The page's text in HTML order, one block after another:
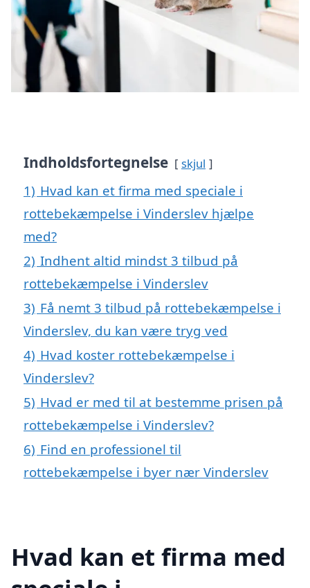
Indholdsfortegnelse skjul
1) Hvad kan et firma med speciale i
rottebekæmpelse i Vinderslev hjælpe
med?
2) Indhent altid mindst 3 tilbud på
rottebekæmpelse i Vinderslev
3) Få nemt 3 tilbud på rottebekæmpelse i
Vinderslev, du kan være tryg ved
4) Hvad koster rottebekæmpelse i
Vinderslev?
5) Hvad er med til at bestemme prisen på
rottebekæmpelse i Vinderslev?
6) Find en professionel til
rottebekæmpelse i byer nær Vinderslev
Hvad kan et firma med